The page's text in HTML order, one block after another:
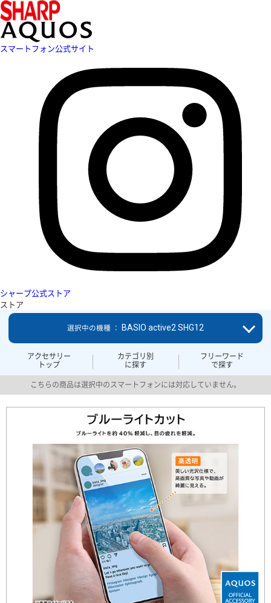
スマートフォン公式サイト
シャープ公式ストア
ストア
アクセサリー
トップ
カテゴリ別
に探す
フリーワード
で探す
選択中の機種 ： BASIO active2 SHG12
こちらの商品は選択中のスマートフォンには対応していません。